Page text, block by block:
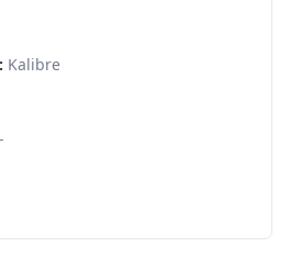
Kalibre
-